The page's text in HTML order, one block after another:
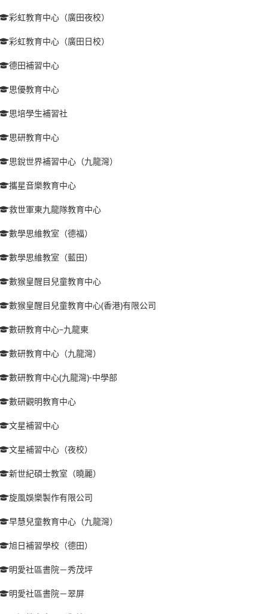
彩虹教育中心（廣田夜校）
彩虹教育中心（廣田日校）
德田補習中心
思優教育中心
思培學生補習社
思研教育中心
思銳世界補習中心（九龍灣）
攜星音樂教育中心
救世軍東九龍隊教育中心
數學思維教室（德福）
數學思維教室（藍田）
數猴皇醒目兒童教育中心
數猴皇醒目兒童教育中心(香港)有限公司
數研教育中心–九龍東
數研教育中心（九龍灣）
數研教育中心(九龍灣)-中學部
數研觀明教育中心
文星補習中心
文星補習中心（夜校）
新世紀碩士教室（曉麗）
旋風娛樂製作有限公司
早慧兒童教育中心（九龍灣）
旭日補習學校（德田）
明愛社區書院－秀茂坪
明愛社區書院－翠屏